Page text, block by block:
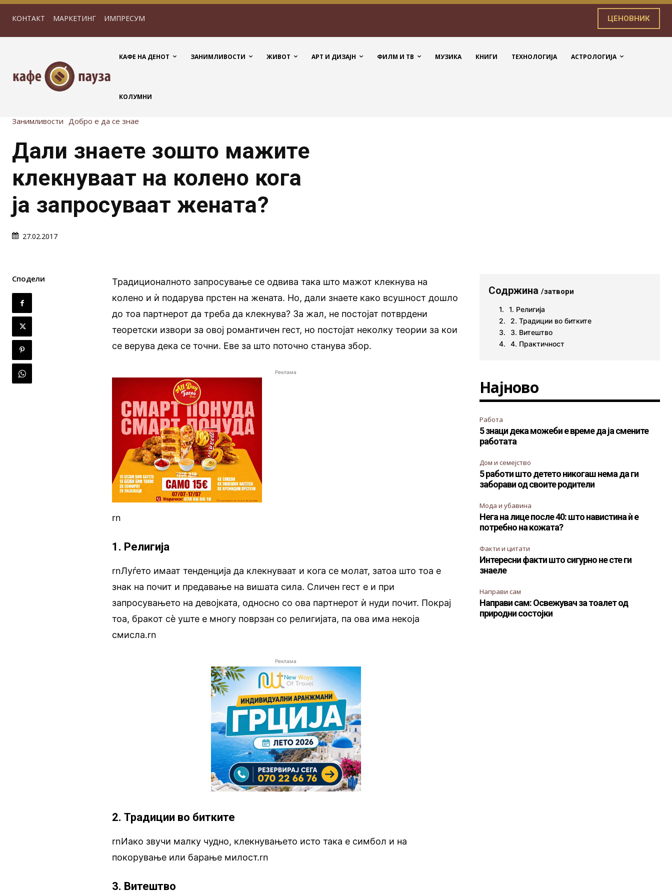
КОНТАКТ МАРКЕТИНГ ИМПРЕСУМ ЦЕНОВНИК
КАФЕ НА ДЕНОТ ЗАНИМЛИВОСТИ ЖИВОТ АРТ И ДИЗАЈН ФИЛМ И ТВ МУЗИКА КНИГИ ТЕХНОЛОГИЈА АСТРОЛОГИЈА
КОЛУМНИ
Занимливости Добро е да се знае
Дали знаете зошто мажите
клекнуваат на колено кога
ја запросуваат жената?
27.02.2017
Сподели
Традиционалното запросување се одвива така што мажот клекнува на
колено и ѝ подарува прстен на жената. Но, дали знаете како всушност дошло
до тоа партнерот да треба да клекнува? За жал, не постојат потврдени
теоретски извори за овој романтичен гест, но постојат неколку теории за кои
се верува дека се точни. Еве за што поточно станува збор.
Реклама
rn
1. Религија
rnЛуѓето имаат тенденција да клекнуваат и кога се молат, затоа што тоа е
знак на почит и предавање на вишата сила. Сличен гест е и при
запросувањето на девојката, односно со ова партнерот ѝ нуди почит. Покрај
тоа, бракот сѐ уште е многу поврзан со религијата, па ова има некоја
смисла.rn
Реклама
2. Традиции во битките
rnИако звучи малку чудно, клекнувањето исто така е симбол и на
покорување или барање милост.rn
3. Витештво
Содржина/затвори
1. Религија
2. Традиции во битките
3. Витештво
4. Практичност
Најново
Работа
5 знаци дека можеби е време да ја смените
работата
Дом и семејство
5 работи што детето никогаш нема да ги
заборави од своите родители
Мода и убавина
Нега на лице после 40: што навистина ѝ е
потребно на кожата?
Факти и цитати
Интересни факти што сигурно не сте ги
знаеле
Направи сам
Направи сам: Освежувач за тоалет од
природни состојки